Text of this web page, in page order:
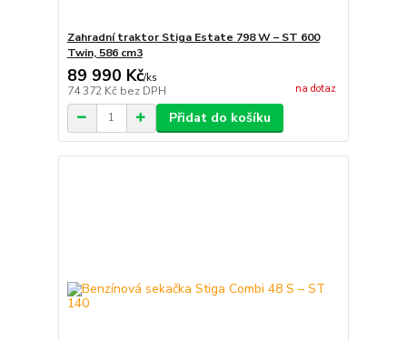
Zahradní traktor Stiga Estate 798 W – ST 600
Twin, 586 cm3
89 990 Kč/ks
74 372 Kč bez DPH na dotaz
Přidat do košíku